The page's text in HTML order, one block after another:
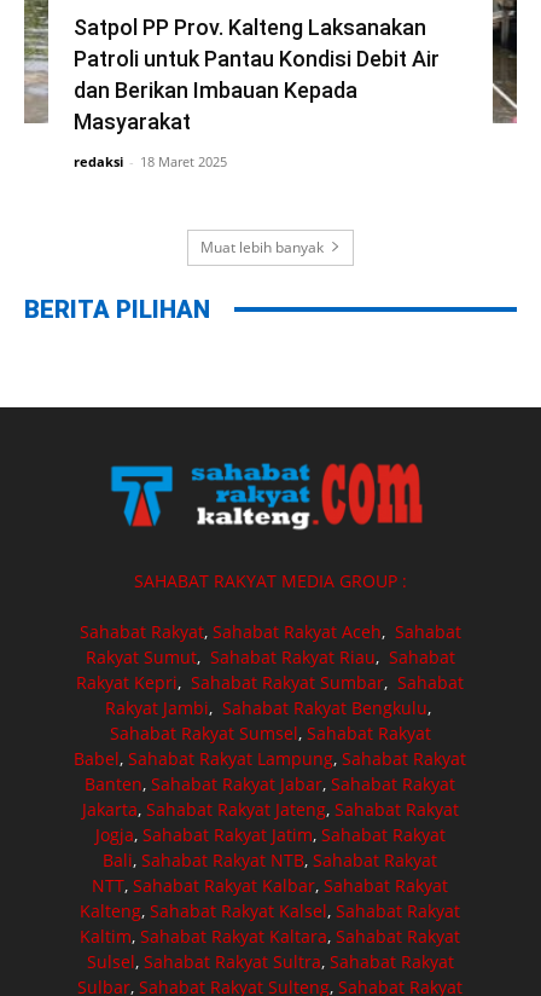
Satpol PP Prov. Kalteng Laksanakan
Patroli untuk Pantau Kondisi Debit Air
dan Berikan Imbauan Kepada
Masyarakat
redaksi - 18 Maret 2025
Muat lebih banyak
BERITA PILIHAN
SAHABAT RAKYAT MEDIA GROUP :
Sahabat Rakyat, Sahabat Rakyat Aceh, Sahabat
Rakyat Sumut, Sahabat Rakyat Riau, Sahabat
Rakyat Kepri,Sahabat Rakyat Sumbar,Sahabat
Rakyat Jambi, Sahabat Rakyat Bengkulu,
Sahabat Rakyat Sumsel, Sahabat Rakyat
Babel,Sahabat Rakyat Lampung,Sahabat Rakyat
Banten,Sahabat Rakyat Jabar,Sahabat Rakyat
Jakarta, Sahabat Rakyat Jateng, Sahabat Rakyat
Jogja, Sahabat Rakyat Jatim, Sahabat Rakyat
Bali,Sahabat Rakyat NTB,Sahabat Rakyat
NTT,Sahabat Rakyat Kalbar,Sahabat Rakyat
Kalteng,Sahabat Rakyat Kalsel,Sahabat Rakyat
Kaltim,Sahabat Rakyat Kaltara,Sahabat Rakyat
Sulsel, Sahabat Rakyat Sultra, Sahabat Rakyat
Sulbar,Sahabat Rakyat Sulteng,Sahabat Rakyat